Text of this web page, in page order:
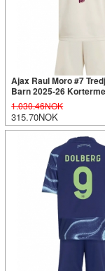
Ajax Raul Moro #7
Barn 2025-26
bukser)
1.030.46NOK
315.70NOK